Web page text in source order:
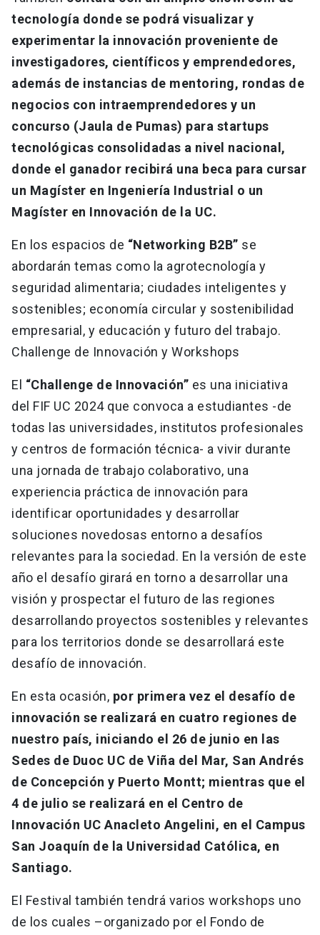
tecnología donde se podrá visualizar y
experimentar la innovación proveniente de
investigadores, científicos y emprendedores,
además de instancias de mentoring, rondas de
negocios con intraemprendedores y un
concurso (Jaula de Pumas) para startups
tecnológicas consolidadas a nivel nacional,
donde el ganador recibirá una beca para cursar
un Magíster en Ingeniería Industrial o un
Magíster en Innovación de la UC.
En los espacios de “Networking B2B” se
abordarán temas como la agrotecnología y
seguridad alimentaria; ciudades inteligentes y
sostenibles; economía circular y sostenibilidad
empresarial, y educación y futuro del trabajo.
Challenge de Innovación y Workshops
El “Challenge de Innovación” es una iniciativa
del FIF UC 2024 que convoca a estudiantes -de
todas las universidades, institutos profesionales
y centros de formación técnica- a vivir durante
una jornada de trabajo colaborativo, una
experiencia práctica de innovación para
identificar oportunidades y desarrollar
soluciones novedosas entorno a desafíos
relevantes para la sociedad. En la versión de este
año el desafío girará en torno a desarrollar una
visión y prospectar el futuro de las regiones
desarrollando proyectos sostenibles y relevantes
para los territorios donde se desarrollará este
desafío de innovación.
En esta ocasión, por primera vez el desafío de
innovación se realizará en cuatro regiones de
nuestro país, iniciando el 26 de junio en las
Sedes de Duoc UC de Viña del Mar, San Andrés
de Concepción y Puerto Montt; mientras que el
4 de julio se realizará en el Centro de
Innovación UC Anacleto Angelini, en el Campus
San Joaquín de la Universidad Católica, en
Santiago.
El Festival también tendrá varios workshops uno
de los cuales –organizado por el Fondo de